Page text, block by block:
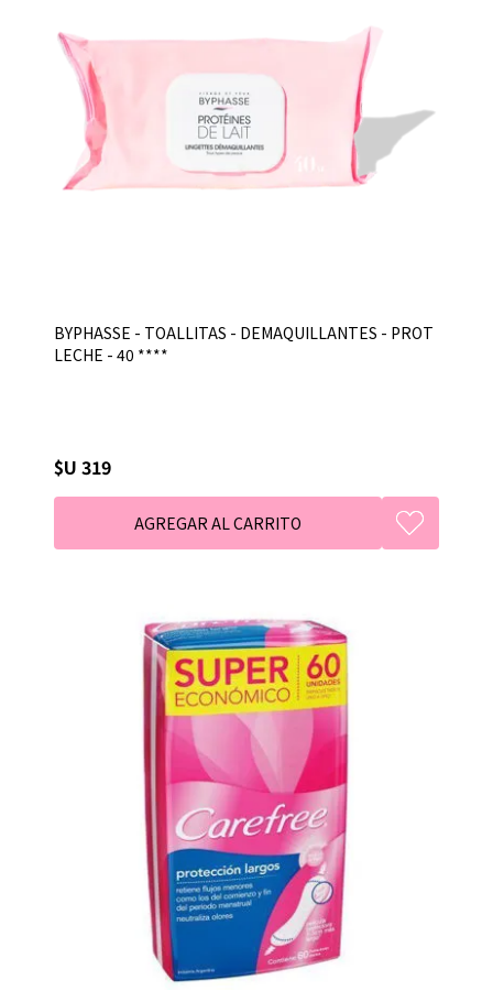
BYPHASSE - TOALLITAS - DEMAQUILLANTES - PROT
LECHE - 40 ****
$U 319